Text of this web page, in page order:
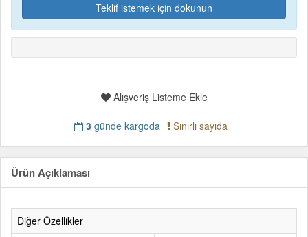
Teklif istemek için dokunun
Alışveriş Listeme Ekle
3günde kargoda Sınırlı sayıda
Ürün Açıklaması
Diğer Özellikler